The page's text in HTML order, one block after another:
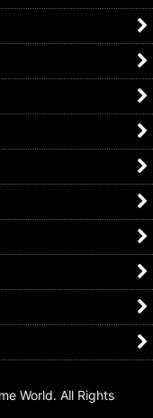
World. All Rights